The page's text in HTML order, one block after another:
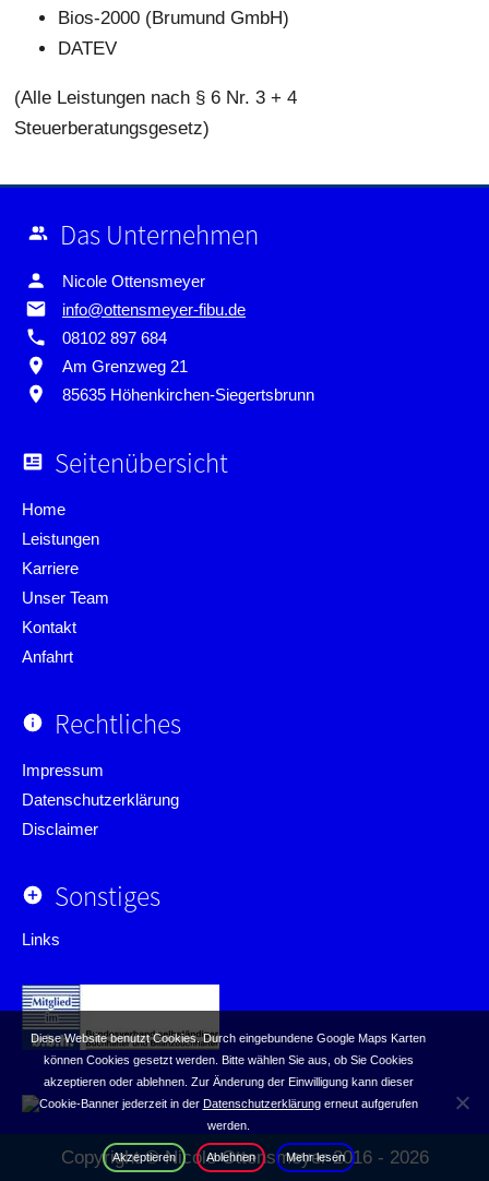
Bios-2000 (Brumund GmbH)
DATEV
(Alle Leistungen nach § 6 Nr. 3 + 4
Steuerberatungsgesetz)
Das Unternehmen
Nicole Ottensmeyer
info@ottensmeyer-fibu.de
08102 897 684
Am Grenzweg 21
85635 Höhen­kirchen-­Siegerts­brunn
Seitenübersicht
Home
Leistungen
Karriere
Unser Team
Kontakt
Anfahrt
Rechtliches
Impressum
Datenschutzerklärung
Disclaimer
Sonstiges
Links
Copyright © Nicole Ottensmeyer 2016 - 2026
Diese Website benutzt Cookies. Durch eingebundene Google Maps Karten
können Cookies gesetzt werden. Bitte wählen Sie aus, ob Sie Cookies
akzeptieren oder ablehnen. Zur Änderung der Einwilligung kann dieser
Cookie-Banner jederzeit in der Datenschutzerklärungerneut aufgerufen
werden.
Akzeptieren Ablehnen Mehr lesen